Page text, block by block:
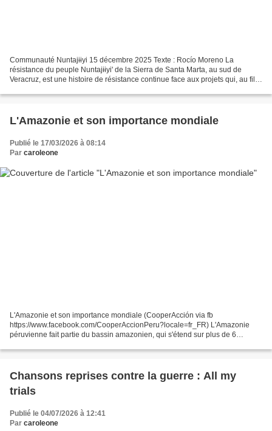
Communauté Nuntajɨɨyi 15 décembre 2025 Texte : Rocío Moreno La
résistance du peuple Nuntajɨɨyi' de la Sierra de Santa Marta, au sud de
Veracruz, est une histoire de résistance continue face aux projets qui, au fil
L'Amazonie et son importance mondiale
Publié le 17/03/2026 à 08:14
Par caroleone
L'Amazonie et son importance mondiale (CooperAcción via fb
https://www.facebook.com/CooperAccionPeru?locale=fr_FR) L'Amazonie
péruvienne fait partie du bassin amazonien, qui s'étend sur plus de 6
Chansons reprises contre la guerre : All my
trials
Publié le 04/07/2026 à 12:41
Par caroleone